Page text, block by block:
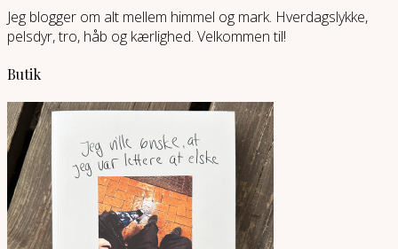
Jeg blogger om alt mellem himmel og mark. Hverdagslykke,
pelsdyr, tro, håb og kærlighed. Velkommen til!
Butik